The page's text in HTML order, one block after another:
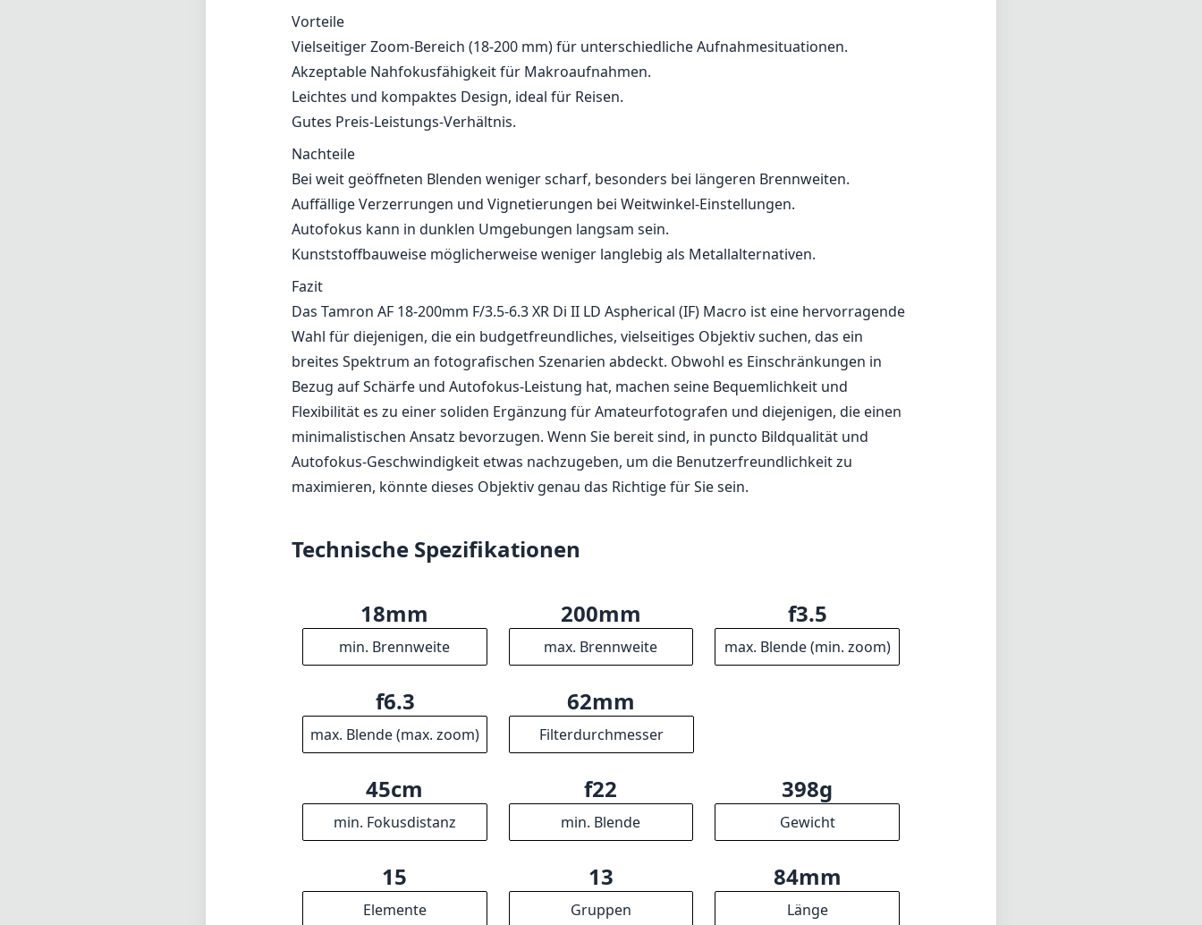
Vorteile
Vielseitiger Zoom-Bereich (18-200 mm) für unterschiedliche Aufnahmesituationen.
Akzeptable Nahfokusfähigkeit für Makroaufnahmen.
Leichtes und kompaktes Design, ideal für Reisen.
Gutes Preis-Leistungs-Verhältnis.
Nachteile
Bei weit geöffneten Blenden weniger scharf, besonders bei längeren Brennweiten.
Auffällige Verzerrungen und Vignetierungen bei Weitwinkel-Einstellungen.
Autofokus kann in dunklen Umgebungen langsam sein.
Kunststoffbauweise möglicherweise weniger langlebig als Metallalternativen.
Fazit
Das Tamron AF 18-200mm F/3.5-6.3 XR Di II LD Aspherical (IF) Macro ist eine hervorragende
Wahl für diejenigen, die ein budgetfreundliches, vielseitiges Objektiv suchen, das ein
breites Spektrum an fotografischen Szenarien abdeckt. Obwohl es Einschränkungen in
Bezug auf Schärfe und Autofokus-Leistung hat, machen seine Bequemlichkeit und
Flexibilität es zu einer soliden Ergänzung für Amateurfotografen und diejenigen, die einen
minimalistischen Ansatz bevorzugen. Wenn Sie bereit sind, in puncto Bildqualität und
Autofokus-Geschwindigkeit etwas nachzugeben, um die Benutzerfreundlichkeit zu
maximieren, könnte dieses Objektiv genau das Richtige für Sie sein.
Technische Spezifikationen
18mm
min. Brennweite
200mm
max. Brennweite
f3.5
max. Blende (min. zoom)
f6.3
max. Blende (max. zoom)
62mm
Filterdurchmesser
45cm
min. Fokusdistanz
f22
min. Blende
398g
Gewicht
15
Elemente
13
Gruppen
84mm
Länge